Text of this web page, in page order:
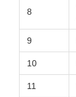
8
9
10
11